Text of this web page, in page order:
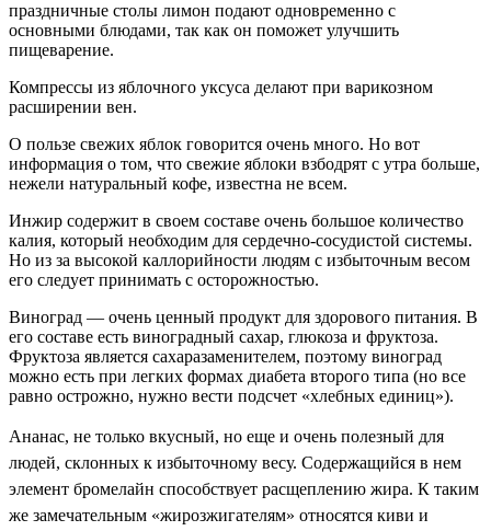
праздничные столы лимон подают одновременно с
основными блюдами, так как он поможет улучшить
пищеварение.
Компрессы из яблочного уксуса делают при варикозном
расширении вен.
О пользе свежих яблок говорится очень много. Но вот
информация о том, что свежие яблоки взбодрят с утра больше,
нежели натуральный кофе, известна не всем.
Инжир содержит в своем составе очень большое количество
калия, который необходим для сердечно-сосудистой системы.
Но из за высокой каллорийности людям с избыточным весом
его следует принимать с осторожностью.
Виноград — очень ценный продукт для здорового питания. В
его составе есть виноградный сахар, глюкоза и фруктоза.
Фруктоза является сахаразаменителем, поэтому виноград
можно есть при легких формах диабета второго типа (но все
равно острожно, нужно вести подсчет «хлебных единиц»).
Ананас, не только вкусный, но еще и очень полезный для
людей, склонных к избыточному весу. Содержащийся в нем
элемент бромелайн способствует расщеплению жира. К таким
же замечательным «жирозжигателям» относятся киви и